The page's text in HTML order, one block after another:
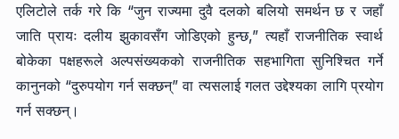
एलिटोले तर्क गरे कि “जुन राज्यमा दुवै दलको बलियो समर्थन छ र जहाँ
जाति प्रायः दलीय झुकावसँग जोडिएको हुन्छ,” त्यहाँ राजनीतिक स्वार्थ
बोकेका पक्षहरूले अल्पसंख्यकको राजनीतिक सहभागिता सुनिश्चित गर्ने
कानुनको “दुरुपयोग गर्न सक्छन्” वा त्यसलाई गलत उद्देश्यका लागि प्रयोग
गर्न सक्छन्।